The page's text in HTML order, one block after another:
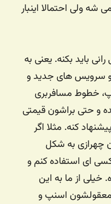
ولی احتمالا اینبار
باید بکنه. یعنی به
سرویس های جدید و
خطوط مسافربری
و حتی براشون قیمتی
کنه. مثلا اگر
چهرازی به شکل
ای استفاده کنم و
از ما به این
معقولشون اسنپ و